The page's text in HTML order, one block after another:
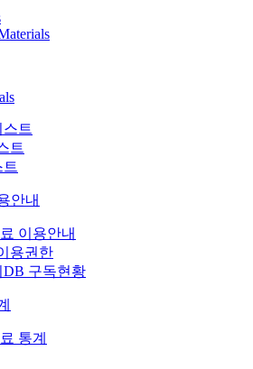
트
트
안내
이용안내
용권한
구독현황
통계